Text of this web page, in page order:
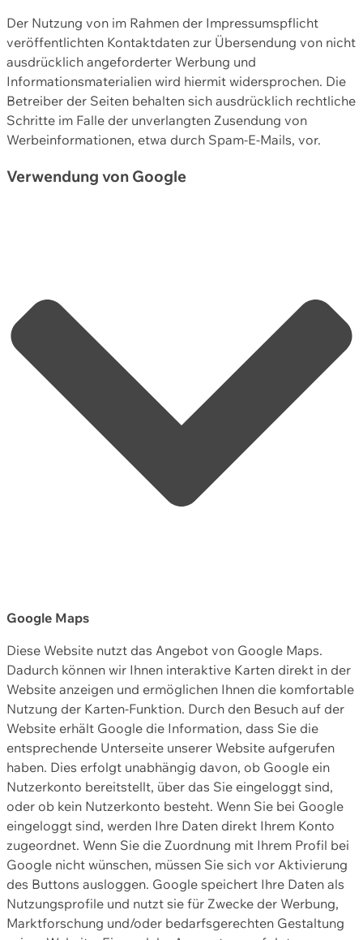
Der Nutzung von im Rahmen der Impressumspflicht
veröffentlichten Kontaktdaten zur Übersendung von nicht
ausdrücklich angeforderter Werbung und
Informationsmaterialien wird hiermit widersprochen. Die
Betreiber der Seiten behalten sich ausdrücklich rechtliche
Schritte im Falle der unverlangten Zusendung von
Werbeinformationen, etwa durch Spam-E-Mails, vor.
Verwendung von Google
Google Maps
Diese Website nutzt das Angebot von Google Maps.
Dadurch können wir Ihnen interaktive Karten direkt in der
Website anzeigen und ermöglichen Ihnen die komfortable
Nutzung der Karten-Funktion. Durch den Besuch auf der
Website erhält Google die Information, dass Sie die
entsprechende Unterseite unserer Website aufgerufen
haben. Dies erfolgt unabhängig davon, ob Google ein
Nutzerkonto bereitstellt, über das Sie eingeloggt sind,
oder ob kein Nutzerkonto besteht. Wenn Sie bei Google
eingeloggt sind, werden Ihre Daten direkt Ihrem Konto
zugeordnet. Wenn Sie die Zuordnung mit Ihrem Profil bei
Google nicht wünschen, müssen Sie sich vor Aktivierung
des Buttons ausloggen. Google speichert Ihre Daten als
Nutzungsprofile und nutzt sie für Zwecke der Werbung,
Marktforschung und/oder bedarfsgerechten Gestaltung